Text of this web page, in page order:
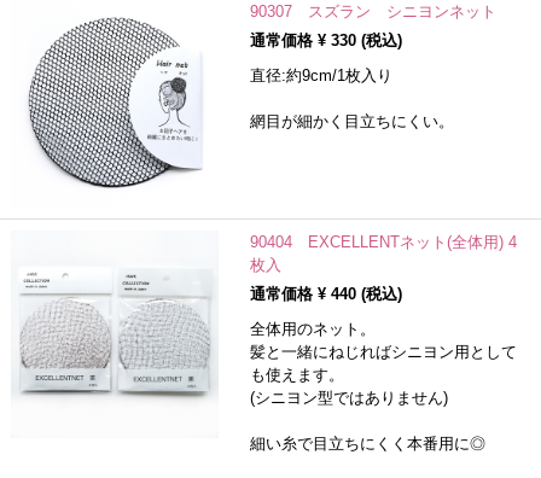
90307 スズラン シニヨンネット
通常価格 ¥ 330(税込)
直径:約9cm/1枚入り
網目が細かく目立ちにくい。
90404 EXCELLENTネット(全体用) 4
枚入
通常価格 ¥ 440(税込)
全体用のネット。
髪と一緒にねじればシニヨン用として
も使えます。
(シニヨン型ではありません)
細い糸で目立ちにくく本番用に◎